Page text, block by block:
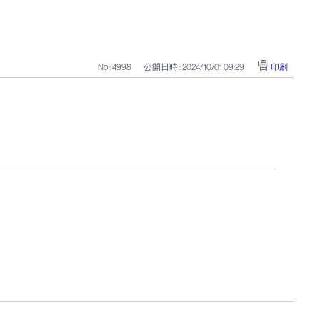
No : 4998 公開日時 : 2024/10/01 09:29 印刷